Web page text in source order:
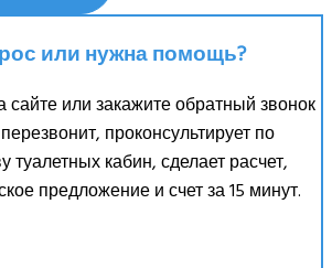
или нужна помощь?
сайте или закажите обратный звонок
проконсультирует по
туалетных кабин, сделает расчет,
предложение и счет за 15 минут.